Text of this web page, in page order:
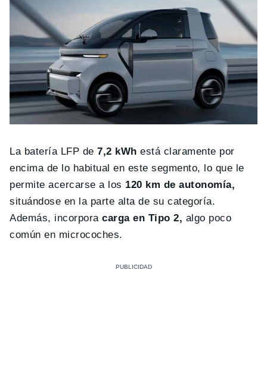
La batería LFP de 7,2 kWh está claramente por
encima de lo habitual en este segmento, lo que le
permite acercarse a los 120 km de autonomía,
situándose en la parte alta de su categoría.
Además, incorporacarga en Tipo 2, algo poco
común en microcoches.